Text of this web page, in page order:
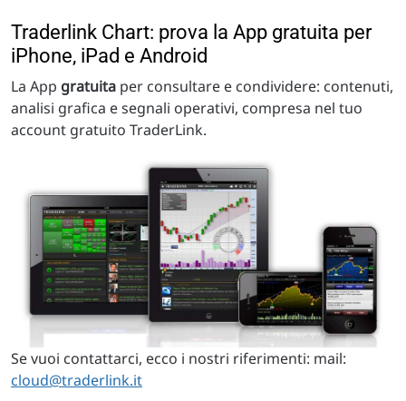
Traderlink Chart: prova la App gratuita per
iPhone, iPad e Android
La App gratuita per consultare e condividere: contenuti,
analisi grafica e segnali operativi, compresa nel tuo
account gratuito TraderLink.
Se vuoi contattarci, ecco i nostri riferimenti: mail:
cloud@traderlink.it